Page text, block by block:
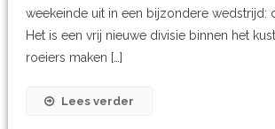
weekeinde uit in een bijzondere wedstrijd:
Het is een vrij nieuwe divisie binnen het
roeiers maken […]
Lees verder